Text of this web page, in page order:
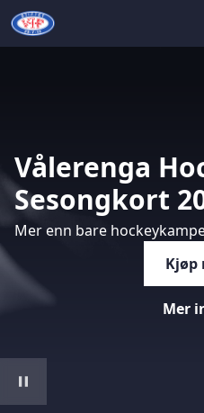
Vålerenga
Sesongkort
Mer enn bare
Kjøp
Mer